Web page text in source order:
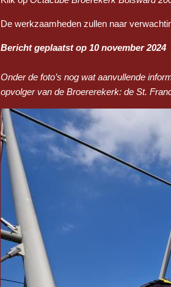
De werkzaamheden zullen naar
Bericht geplaatst op 10 november 2024
Onder de foto’s nog wat aanvullende
opvolger van de Broererekerk: de St.